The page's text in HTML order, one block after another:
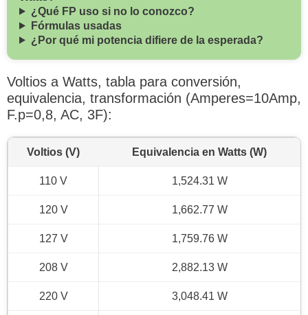
¿Qué FP uso si no lo conozco?
Fórmulas usadas
¿Por qué mi potencia difiere de la esperada?
Voltios a Watts, tabla para conversión,
equivalencia, transformación (Amperes=10Amp,
F.p=0,8, AC, 3F):
Voltios (V) Equivalencia en Watts (W)
110 V 1,524.31 W
120 V 1,662.77 W
127 V 1,759.76 W
208 V 2,882.13 W
220 V 3,048.41 W